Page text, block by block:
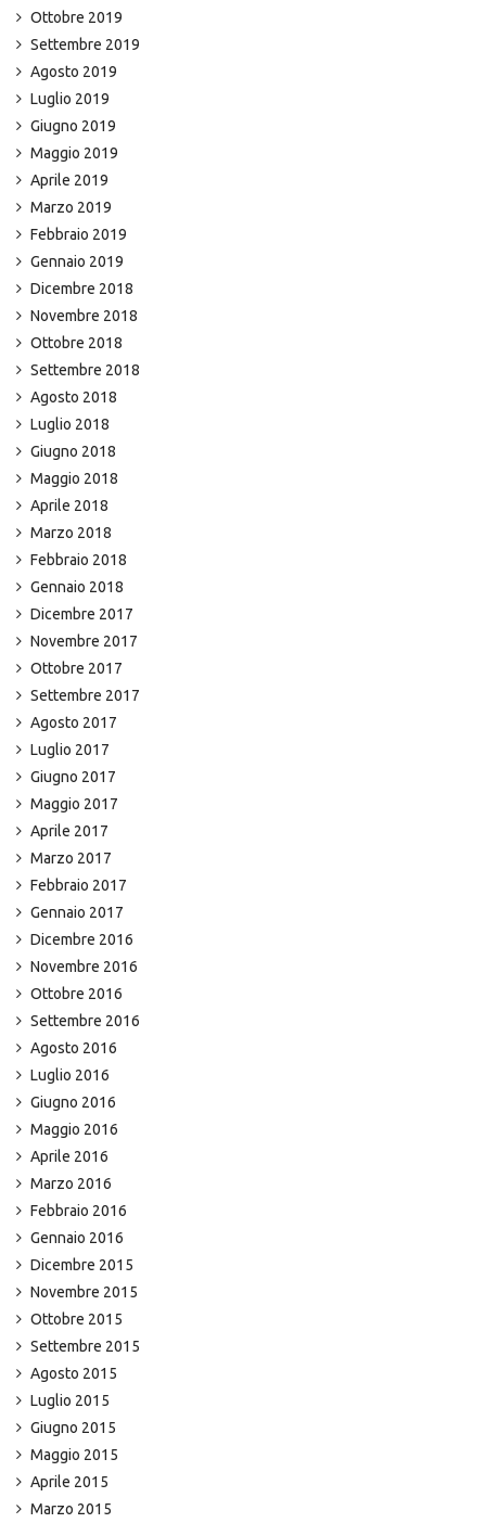
Ottobre 2019
Settembre 2019
Agosto 2019
Luglio 2019
Giugno 2019
Maggio 2019
Aprile 2019
Marzo 2019
Febbraio 2019
Gennaio 2019
Dicembre 2018
Novembre 2018
Ottobre 2018
Settembre 2018
Agosto 2018
Luglio 2018
Giugno 2018
Maggio 2018
Aprile 2018
Marzo 2018
Febbraio 2018
Gennaio 2018
Dicembre 2017
Novembre 2017
Ottobre 2017
Settembre 2017
Agosto 2017
Luglio 2017
Giugno 2017
Maggio 2017
Aprile 2017
Marzo 2017
Febbraio 2017
Gennaio 2017
Dicembre 2016
Novembre 2016
Ottobre 2016
Settembre 2016
Agosto 2016
Luglio 2016
Giugno 2016
Maggio 2016
Aprile 2016
Marzo 2016
Febbraio 2016
Gennaio 2016
Dicembre 2015
Novembre 2015
Ottobre 2015
Settembre 2015
Agosto 2015
Luglio 2015
Giugno 2015
Maggio 2015
Aprile 2015
Marzo 2015